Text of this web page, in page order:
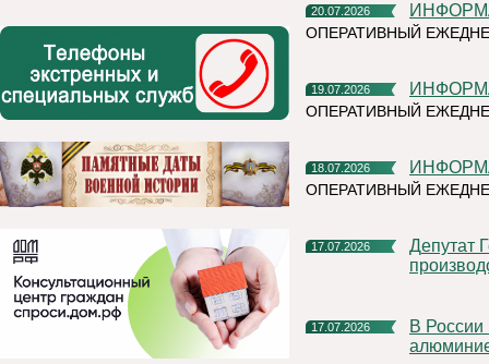
20.07.2026
ОПЕРАТИВНЫЙ
19.07.2026
ОПЕРАТИВНЫЙ
18.07.2026
ОПЕРАТИВНЫЙ
17.07.2026
Депутат Госдумы Мария Бутина познакомилась с
17.07.2026
В России впервые прошли биржевые торги первичным